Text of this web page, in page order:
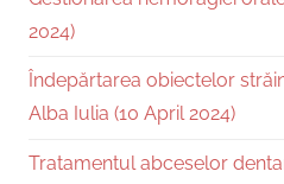
2024)
Îndepărtarea obiectelor
Alba Iulia (10 April 2024)
Tratamentul abceselor